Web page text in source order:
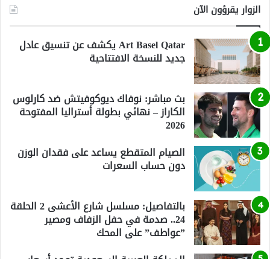
الزوار يقرؤون الآن
Art Basel Qatar يكشف عن تنسيق عادل
جديد للنسخة الافتتاحية
بث مباشر: نوفاك ديوكوفيتش ضد كارلوس
الكاراز – نهائي بطولة أستراليا المفتوحة
2026
الصيام المتقطع يساعد على فقدان الوزن
دون حساب السعرات
بالتفاصيل: مسلسل شارع الأعشى 2 الحلقة
24.. صدمة في حفل الزفاف ومصير
”عواطف” على المحك